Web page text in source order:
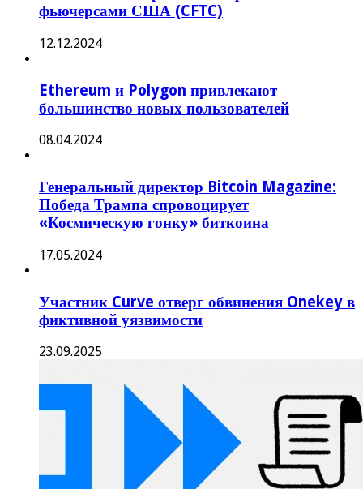
фьючерсами США (CFTC)
12.12.2024
Ethereum и Polygon привлекают
большинство новых пользователей
08.04.2024
Генеральный директор Bitcoin Magazine:
Победа Трампа спровоцирует
«Космическую гонку» биткоина
17.05.2024
Участник Curve отверг обвинения Onekey в
фиктивной уязвимости
23.09.2025